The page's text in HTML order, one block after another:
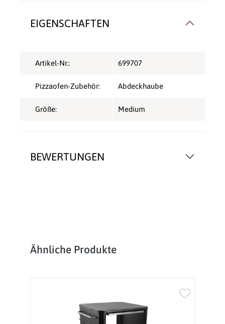
BEWERTUNGEN
EIGENSCHAFTEN
Artikel-Nr.: 699707
Pizzaofen-Zubehör: Abdeckhaube
Größe: Medium
Produktgalerie überspringen
Ähnliche Produkte